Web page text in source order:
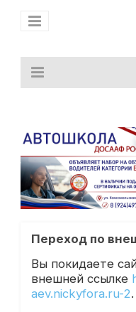
Переход по
Вы покидаете
внешней ссылке
aev.nickyfora.ru-2.